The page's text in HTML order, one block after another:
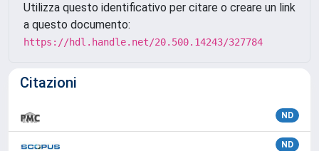
Utilizza questo identificativo per citare o creare un link
a questo documento:
https://hdl.handle.net/20.500.14243/327784
Citazioni
ND
ND